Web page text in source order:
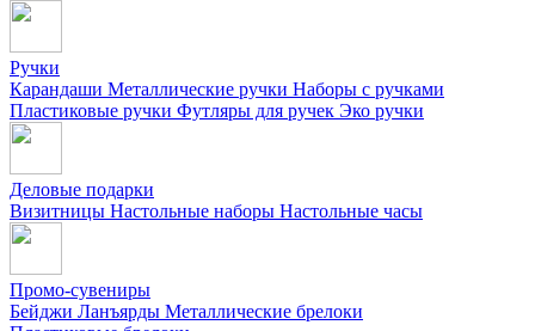
Ручки
Карандаши Металлические ручки Наборы с ручками
Пластиковые ручки Футляры для ручек Эко ручки
Деловые подарки
Визитницы Настольные наборы Настольные часы
Промо-сувениры
Бейджи Ланъярды Металлические брелоки